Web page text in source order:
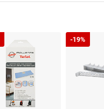
-19%